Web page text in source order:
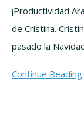
¡Productividad
de Cristina.
pasado la
Continue Reading